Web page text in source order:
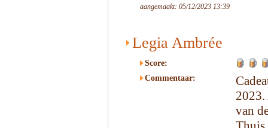
aangemaakt: 05/12/2023 13:39
Legia Ambrée
Score:
Commentaar:
2023.
van